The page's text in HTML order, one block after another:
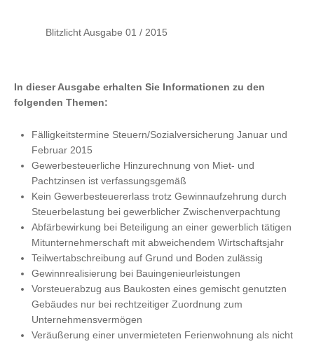
Blitzlicht Ausgabe 01 / 2015
In dieser Ausgabe erhalten Sie Informationen zu den
folgenden Themen:
Fälligkeitstermine Steuern/Sozialversicherung Januar und
Februar 2015
Gewerbesteuerliche Hinzurechnung von Miet- und
Pachtzinsen ist verfassungsgemäß
Kein Gewerbesteuererlass trotz Gewinnaufzehrung durch
Steuerbelastung bei gewerblicher Zwischenverpachtung
Abfärbewirkung bei Beteiligung an einer gewerblich tätigen
Mitunternehmerschaft mit abweichendem Wirtschaftsjahr
Teilwertabschreibung auf Grund und Boden zulässig
Gewinnrealisierung bei Bauingenieurleistungen
Vorsteuerabzug aus Baukosten eines gemischt genutzten
Gebäudes nur bei rechtzeitiger Zuordnung zum
Unternehmensvermögen
Veräußerung einer unvermieteten Ferienwohnung als nicht